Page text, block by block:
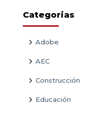
Categorias
Adobe
AEC
Construcción
Educación